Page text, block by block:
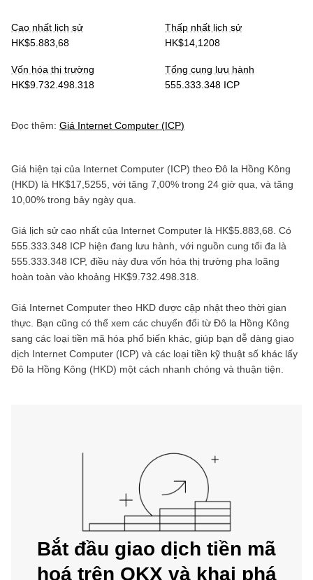
Cao nhất lịch sử
HK$5.883,68
Thấp nhất lịch sử
HK$14,1208
Vốn hóa thị trường
HK$9.732.498.318
Tổng cung lưu hành
555.333.348 ICP
Đọc thêm: Giá Internet Computer (ICP)
Giá hiện tại của Internet Computer (ICP) theo Đô la Hồng Kông
(HKD) là HK$17,5255 , với tăng 7,00% trong 24 giờ qua, và tăng
10,00% trong bảy ngày qua.
Giá lịch sử cao nhất của Internet Computer là HK$5.883,68 . Có
555.333.348 ICP hiện đang lưu hành, với nguồn cung tối đa là
555.333.348 ICP, điều này đưa vốn hóa thị trường pha loãng
hoàn toàn vào khoảng HK$9.732.498.318
Giá Internet Computer theo HKD được cập nhật theo thời gian
thực. Bạn cũng có thể xem các chuyển đổi từ Đô la Hồng Kông
sang các loại tiền mã hóa phổ biến khác, giúp bạn dễ dàng giao
dịch Internet Computer (ICP) và các loại tiền kỹ thuật số khác lấy
Đô la Hồng Kông (HKD) một cách nhanh chóng và thuận tiện.
Bắt đầu giao dịch tiền mã
hoá trên OKX và khai phá